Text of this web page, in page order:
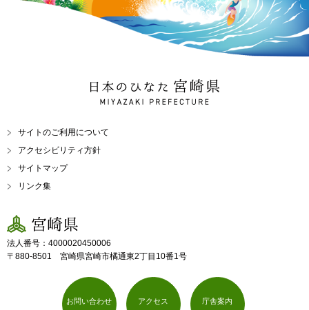
日本のひなた 宮崎県
MIYAZAKI PREFECTURE
サイトのご利用について
アクセシビリティ方針
サイトマップ
リンク集
宮崎県
法人番号：4000020450006
〒880-8501 宮崎県宮崎市橘通東2丁目10番1号
お問い合わせ アクセス 庁舎案内